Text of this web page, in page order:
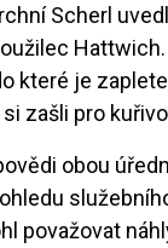
Scherl
které je
zašli pro
obou
považovat